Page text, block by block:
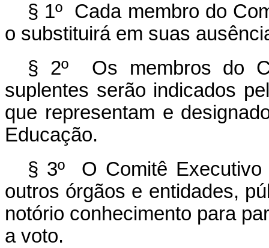
§ 1º Cada membro do
o substituirá em suas
§ 2º Os membros do
suplentes serão indicados
que representam e
Educação.
§ 3º O Comitê Executivo
outros órgãos e entidades,
notório conhecimento para
a voto.